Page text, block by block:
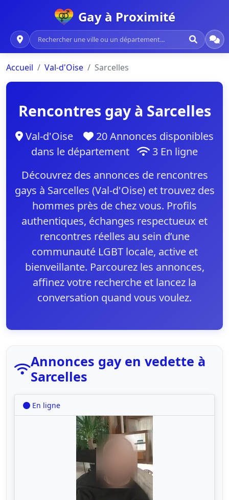
Gay à Proximité
Accueil Val-d'Oise Sarcelles
Rencontres gay à Sarcelles
Val-d'Oise
20 Annonces disponibles
dans le département
3 En ligne
Découvrez des annonces de rencontres
gays à Sarcelles (Val-d'Oise) et trouvez des
hommes près de chez vous. Profils
authentiques, échanges respectueux et
rencontres réelles au sein d’une
communauté LGBT locale, active et
bienveillante. Parcourez les annonces,
affinez votre recherche et lancez la
conversation quand vous voulez.
Annonces gay en vedette à
Sarcelles
En ligne